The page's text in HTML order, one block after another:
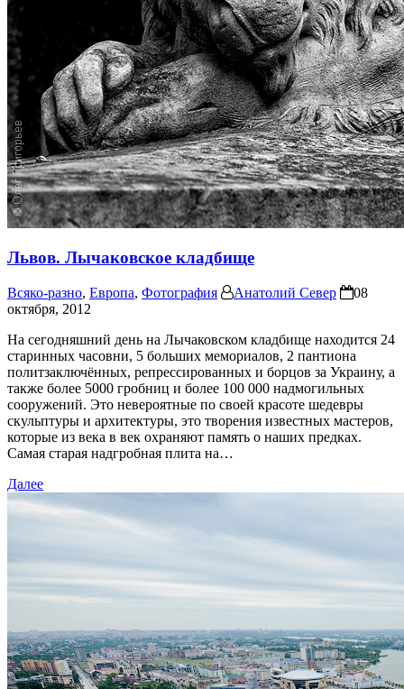
Львов. Лычаковское кладбище
Всяко-разно, Европа, Фотография Анатолий Север
08
октября, 2012
На сегодняшний день на Лычаковском кладбище находится 24
старинных часовни, 5 больших мемориалов, 2 пантиона
политзаключённых, репрессированных и борцов за Украину, а
также более 5000 гробниц и более 100 000 надмогильных
сооружений. Это невероятные по своей красоте шедевры
скульптуры и архитектуры, это творения известных мастеров,
которые из века в век охраняют память о наших предках.
Самая старая надгробная плита на…
Далее